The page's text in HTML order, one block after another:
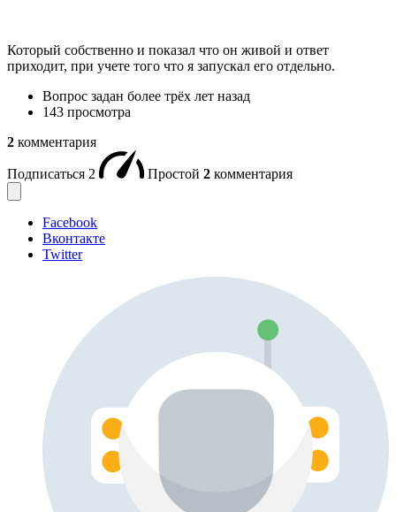
Который собственно и показал что он живой и ответ
приходит, при учете того что я запускал его отдельно.
Вопрос задан более трёх лет назад
143 просмотра
2 комментария
Подписаться 2 Простой 2 комментария
Facebook
Вконтакте
Twitter